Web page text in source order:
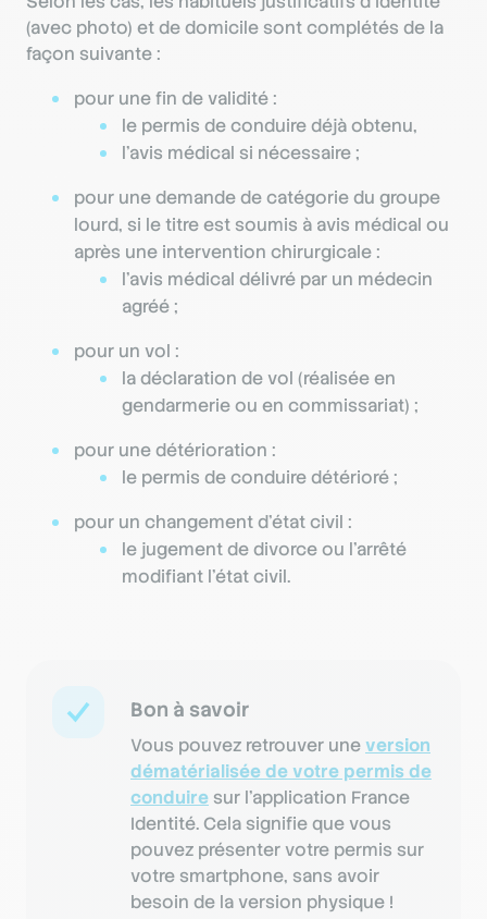
(avec photo) et de domicile sont complétés de la
façon suivante :
pour une fin de validité :
le permis de conduire déjà obtenu,
l’avis médical si nécessaire ;
pour une demande de catégorie du groupe
lourd, si le titre est soumis à avis médical ou
après une intervention chirurgicale :
l’avis médical délivré par un médecin
agréé ;
pour un vol :
la déclaration de vol (réalisée en
gendarmerie ou en commissariat) ;
pour une détérioration :
le permis de conduire détérioré ;
pour un changement d’état civil :
le jugement de divorce ou l’arrêté
modifiant l’état civil.
Bon à savoir
Vous pouvez retrouver uneversion
dématérialisée de votre permis de
conduire sur l'application France
Identité. Cela signifie que vous
pouvez présenter votre permis sur
votre smartphone, sans avoir
besoin de la version physique !